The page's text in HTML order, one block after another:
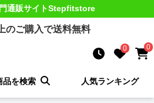
通販サイトStepfitstore
のご購入で送料無料
0 0
品を検索 人気ランキング